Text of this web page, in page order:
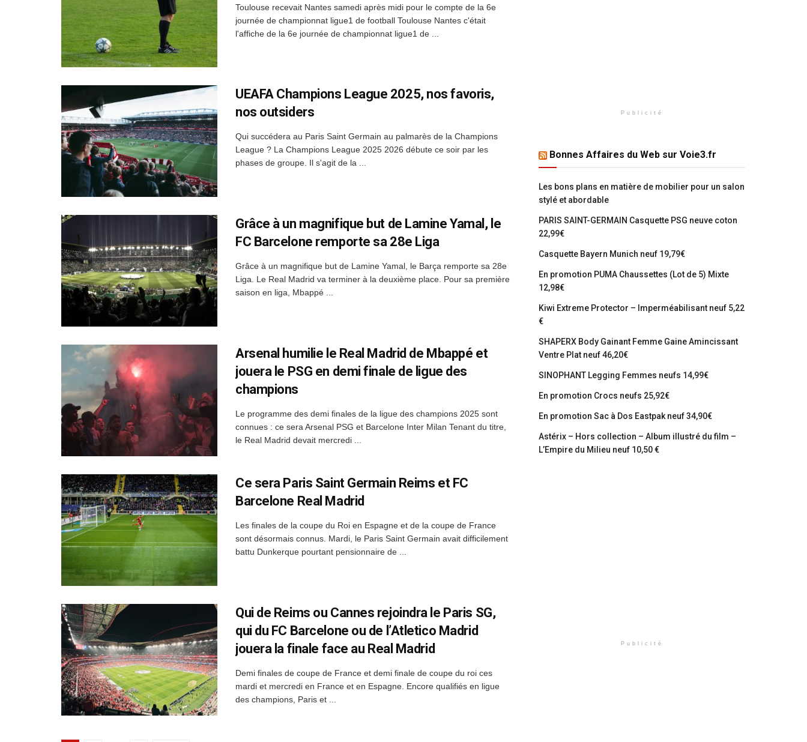
Toulouse recevait Nantes samedi après midi pour le compte de la 6e
journée de championnat ligue1 de football Toulouse Nantes c'était
l'affiche de la 6e journée de championnat ligue1 de ...
UEAFA Champions League 2025, nos favoris,
nos outsiders
Qui succédera au Paris Saint Germain au palmarès de la Champions
League ? La Champions League 2025 2026 débute ce soir par les
phases de groupe. Il s'agit de la ...
Grâce à un magnifique but de Lamine Yamal, le
FC Barcelone remporte sa 28e Liga
Grâce à un magnifique but de Lamine Yamal, le Barça remporte sa 28e
Liga. Le Real Madrid va terminer à la deuxième place. Pour sa première
saison en liga, Mbappé ...
Arsenal humilie le Real Madrid de Mbappé et
jouera le PSG en demi finale de ligue des
champions
Le programme des demi finales de la ligue des champions 2025 sont
connues : ce sera Arsenal PSG et Barcelone Inter Milan Tenant du titre,
le Real Madrid devait mercredi ...
Ce sera Paris Saint Germain Reims et FC
Barcelone Real Madrid
Les finales de la coupe du Roi en Espagne et de la coupe de France
sont désormais connus. Mardi, le Paris Saint Germain avait difficilement
battu Dunkerque pourtant pensionnaire de ...
Qui de Reims ou Cannes rejoindra le Paris SG,
qui du FC Barcelone ou de l’Atletico Madrid
jouera la finale face au Real Madrid
Demi finales de coupe de France et demi finale de coupe du roi ces
mardi et mercredi en France et en Espagne. Encore qualifiés en ligue
des champions, Paris et ...
Publicité
Bonnes Affaires du Web sur Voie3.fr
Les bons plans en matière de mobilier pour un salon
stylé et abordable
PARIS SAINT-GERMAIN Casquette PSG neuve coton
22,99€
Casquette Bayern Munich neuf 19,79€
En promotion PUMA Chaussettes (Lot de 5) Mixte
12,98€
Kiwi Extreme Protector – Imperméabilisant neuf 5,22
€
SHAPERX Body Gainant Femme Gaine Amincissant
Ventre Plat neuf 46,20€
SINOPHANT Legging Femmes neufs 14,99€
En promotion Crocs neufs 25,92€
En promotion Sac à Dos Eastpak neuf 34,90€
Astérix – Hors collection – Album illustré du film –
L’Empire du Milieu neuf 10,50 €
Publicité